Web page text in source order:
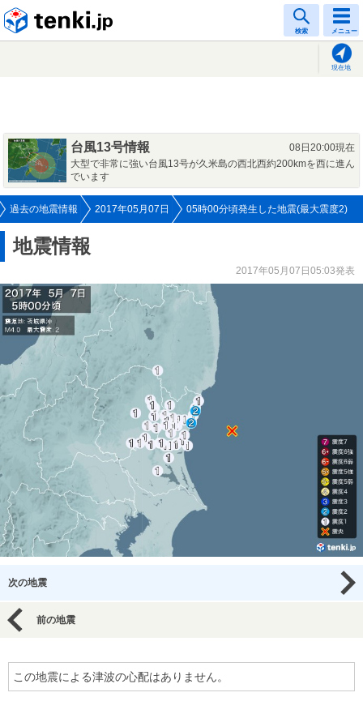
検索 メニュー
現在地
台風13号情報
08日20:00現在
大型で非常に強い台風13号が久米島の西北西約200kmを西に進ん
でいます
過去の地震情報 2017年05月07日 05時00分頃発生した地震(最大震度2)
地震情報
2017年05月07日05:03発表
次の地震
前の地震
この地震による津波の心配はありません。